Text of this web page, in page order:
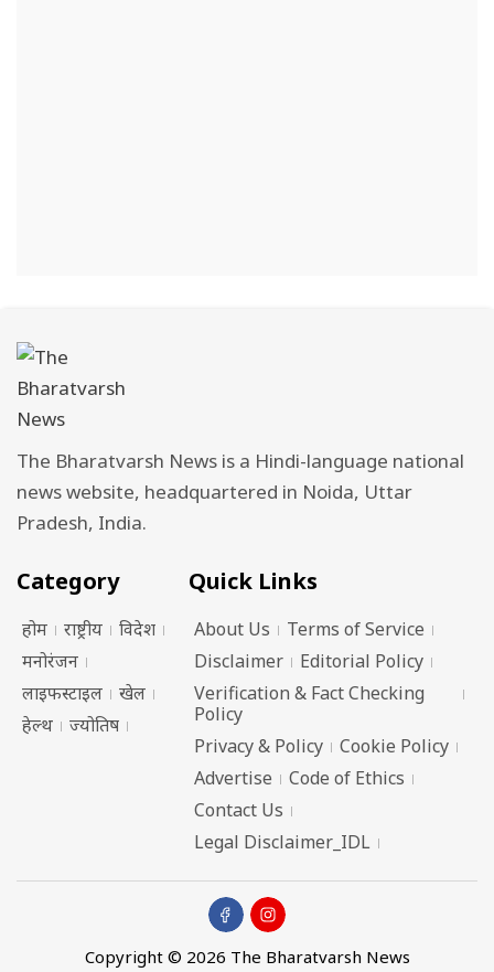
The Bharatvarsh News is a Hindi-language national
news website, headquartered in Noida, Uttar
Pradesh, India.
Category
होम राष्ट्रीय
विदेश
मनोरंजन
लाइफस्टाइल
खेल
हेल्थ
ज्योतिष
Quick Links
About Us
Terms of Service
Disclaimer
Editorial Policy
Verification & Fact Checking
Policy
Privacy & Policy
Cookie Policy
Advertise
Code of Ethics
Contact Us
Legal Disclaimer_IDL
Copyright © 2026 The Bharatvarsh News